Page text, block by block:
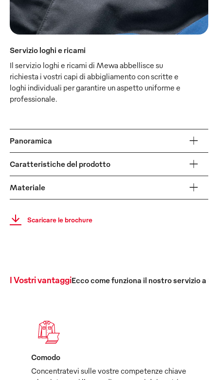
Servizio loghi e ricami
Il servizio loghi e ricami di Mewa abbellisce su
richiesta i vostri capi di abbigliamento con scritte e
loghi individuali per garantire un aspetto uniforme e
professionale.
Panoramica
Caratteristiche del prodotto
Materiale
Scaricare le brochure
I Vostri vantaggiEcco come funziona il nostro servizio a
Comodo
Concentratevi sulle vostre competenze chiave